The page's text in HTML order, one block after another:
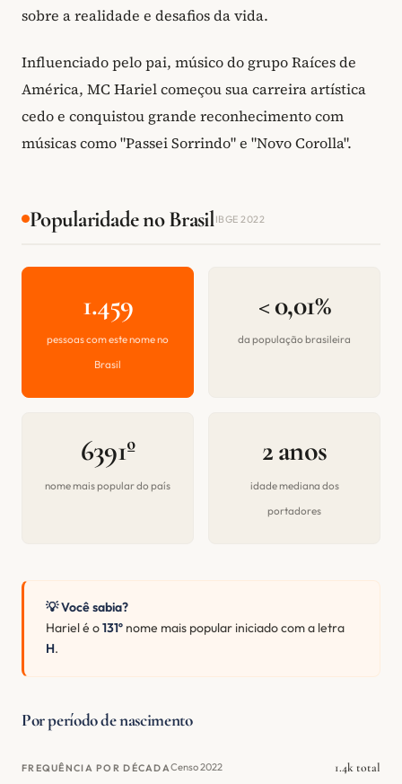
sobre a realidade e desafios da vida.
Influenciado pelo pai, músico do grupo Raíces de
América, MC Hariel começou sua carreira artística
cedo e conquistou grande reconhecimento com
músicas como "Passei Sorrindo" e "Novo Corolla".
Popularidade no BrasilIBGE 2022
1.459
pessoas com este nome no
Brasil
< 0,01%
da população brasileira
6391º
nome mais popular do país
2 anos
idade mediana dos
portadores
💡 Você sabia?
Hariel é o131º nome mais popular iniciado com a letra
H.
Por período de nascimento
FREQUÊNCIA POR DÉCADACenso 2022 1.4k total